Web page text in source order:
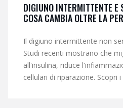
DIGIUNO INTERMITTENTE E
COSA CAMBIA OLTRE LA
Il digiuno intermittente non
Studi recenti mostrano che
all'insulina, riduce
cellulari di riparazione. Scopri